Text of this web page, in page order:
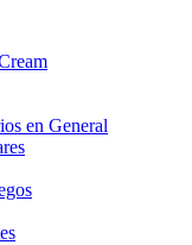
en General